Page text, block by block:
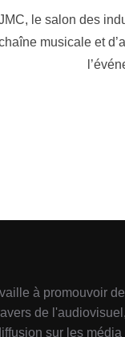
le salon des
musicale et
à promouvoir
de
sur les média